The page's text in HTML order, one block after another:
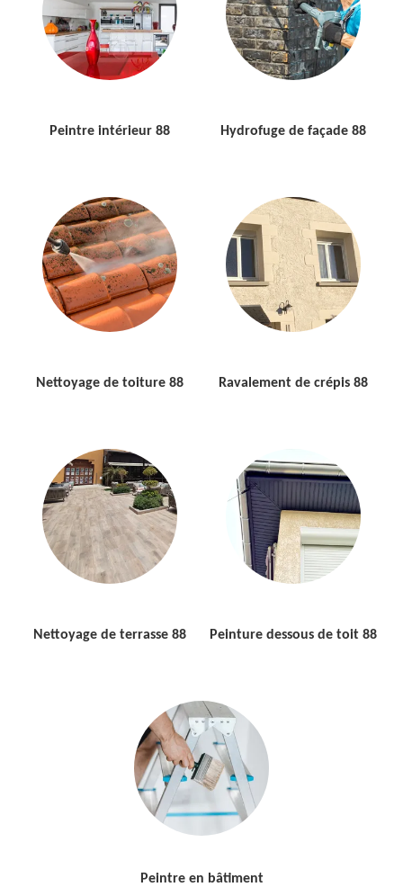
Peintre intérieur 88 Hydrofuge de façade 88
Nettoyage de toiture 88 Ravalement de crépis 88
Nettoyage de terrasse 88 Peinture dessous de toit 88
Peintre en bâtiment